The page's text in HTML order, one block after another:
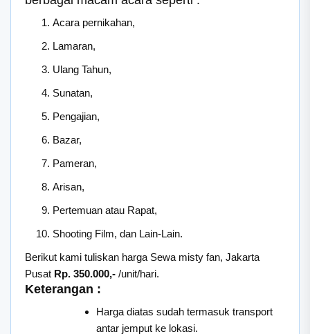
Acara pernikahan,
Lamaran,
Ulang Tahun,
Sunatan,
Pengajian,
Bazar,
Pameran,
Arisan,
Pertemuan atau Rapat,
Shooting Film, dan Lain-Lain.
Berikut kami tuliskan harga Sewa misty fan, Jakarta
Pusat Rp. 350.000,- /unit/hari.
Keterangan :
Harga diatas sudah termasuk transport
antar jemput ke lokasi.